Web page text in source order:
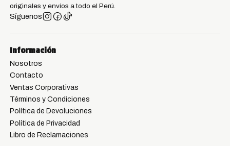
originales y envíos a todo el Perú.
Síguenos
Información
Nosotros
Contacto
Ventas Corporativas
Términos y Condiciones
Política de Devoluciones
Política de Privacidad
Libro de Reclamaciones